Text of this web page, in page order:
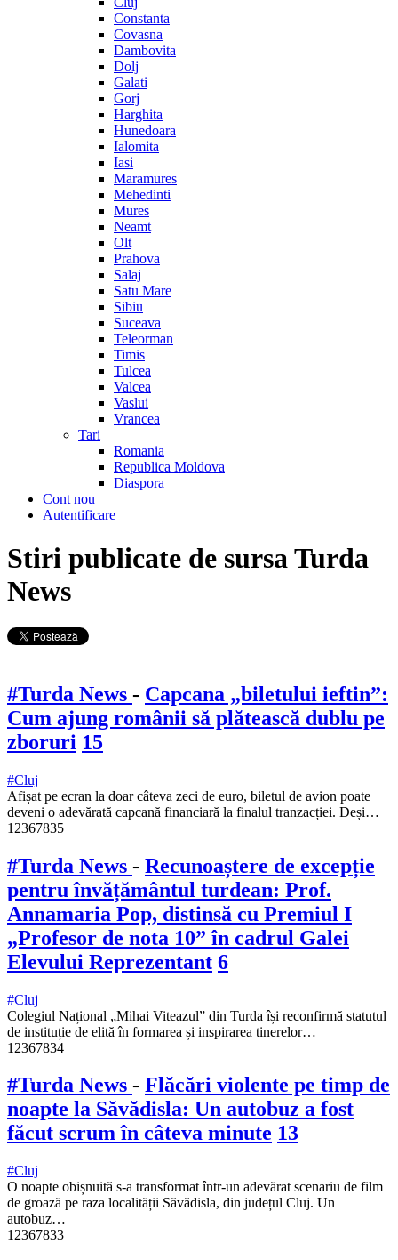
Constanta
Covasna
Dambovita
Dolj
Galati
Gorj
Harghita
Hunedoara
Ialomita
Iasi
Maramures
Mehedinti
Mures
Neamt
Olt
Prahova
Salaj
Satu Mare
Sibiu
Suceava
Teleorman
Timis
Tulcea
Valcea
Vaslui
Vrancea
Tari
Romania
Republica Moldova
Diaspora
Cont nou
Autentificare
Stiri publicate de sursa Turda
News
#Turda News - Capcana „biletului ieftin”:
Cum ajung românii să plătească dublu pe
zboruri 15
#Cluj
Afișat pe ecran la doar câteva zeci de euro, biletul de avion poate
deveni o adevărată capcană financiară la finalul tranzacției. Deși…
12367835
#Turda News - Recunoaștere de excepție
pentru învățământul turdean: Prof.
Annamaria Pop, distinsă cu Premiul I
„Profesor de nota 10” în cadrul Galei
Elevului Reprezentant 6
#Cluj
Colegiul Național „Mihai Viteazul” din Turda își reconfirmă statutul
de instituție de elită în formarea și inspirarea tinerelor…
12367834
#Turda News - Flăcări violente pe timp de
noapte la Săvădisla: Un autobuz a fost
făcut scrum în câteva minute 13
#Cluj
O noapte obișnuită s-a transformat într-un adevărat scenariu de film
de groază pe raza localității Săvădisla, din județul Cluj. Un
autobuz…
12367833